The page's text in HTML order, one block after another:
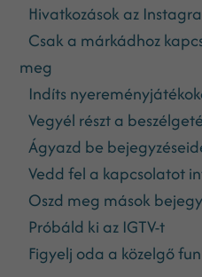
Hivatkozások az
Csak a márkádhoz
meg
Indíts
Vegyél részt a
Ágyazd be
Vedd fel a kapcsolatot
Oszd meg mások
Próbáld ki az IGTV-t
Figyelj oda a közelgő